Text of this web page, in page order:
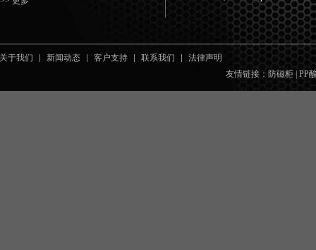
关于我们 新闻动态 客户支持 联系我们
法律声明
友情链接： 防磁柜 PP